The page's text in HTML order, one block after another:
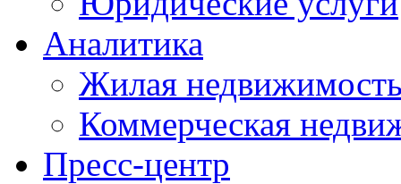
Аналитика
Жилая
Коммерческая
Пресс-центр